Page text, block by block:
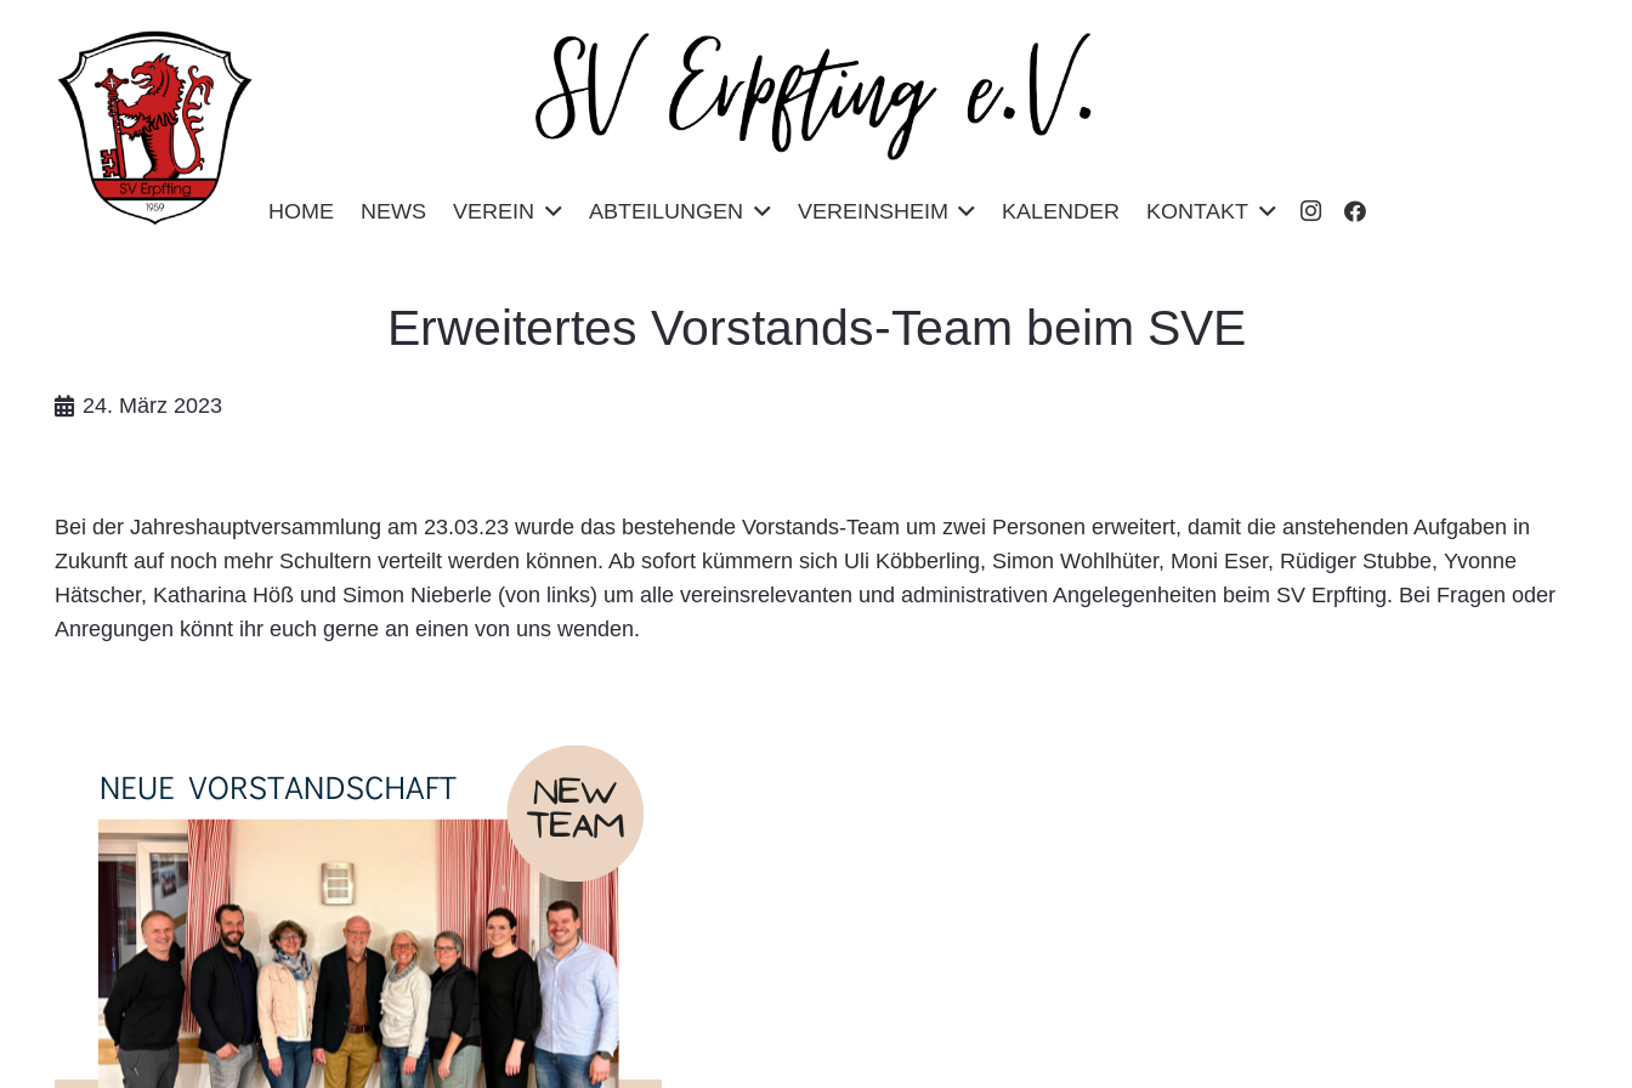
HOME NEWS VEREIN ABTEILUNGEN VEREINSHEIM KALENDER KONTAKT
Erweitertes Vorstands-Team beim SVE
24. März 2023
Bei der Jahreshauptversammlung am 23.03.23 wurde das bestehende Vorstands-Team um zwei Personen erweitert, damit die anstehenden Aufgaben in
Zukunft auf noch mehr Schultern verteilt werden können. Ab sofort kümmern sich Uli Köbberling, Simon Wohlhüter, Moni Eser, Rüdiger Stubbe, Yvonne
Hätscher, Katharina Höß und Simon Nieberle (von links) um alle vereinsrelevanten und administrativen Angelegenheiten beim SV Erpfting. Bei Fragen oder
Anregungen könnt ihr euch gerne an einen von uns wenden.